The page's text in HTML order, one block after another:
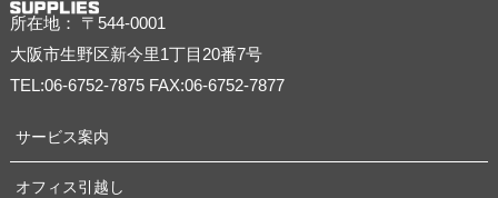
所在地： 〒544-0001
大阪市生野区新今里1丁目20番7号
TEL:06-6752-7875 FAX:06-6752-7877
サービス案内
オフィス引越し